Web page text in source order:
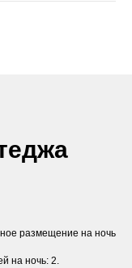
размещение на ночь
на ночь: 2.